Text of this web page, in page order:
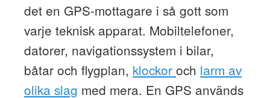
det en GPS-mottagare i så gott som
varje teknisk apparat. Mobiltelefoner,
datorer, navigationssystem i bilar,
båtar och flygplan, klockor och larm av
olika slag med mera. En GPS används